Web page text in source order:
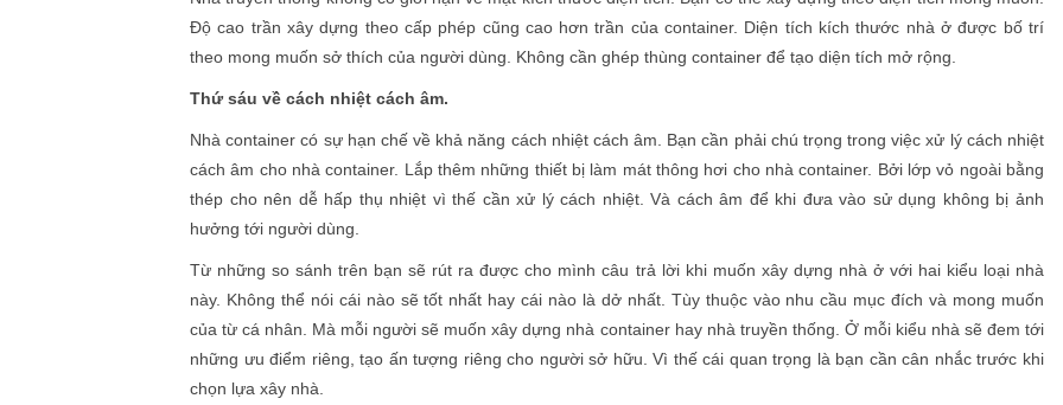
Độ cao trần xây dựng theo cấp phép cũng cao hơn trần của container. Diện tích kích thước nhà ở được bố trí
theo mong muốn sở thích của người dùng. Không cần ghép thùng container để tạo diện tích mở rộng.
Thứ sáu về cách nhiệt cách âm.
Nhà container có sự hạn chế về khả năng cách nhiệt cách âm. Bạn cần phải chú trọng trong việc xử lý cách nhiệt
cách âm cho nhà container. Lắp thêm những thiết bị làm mát thông hơi cho nhà container. Bởi lớp vỏ ngoài bằng
thép cho nên dễ hấp thụ nhiệt vì thế cần xử lý cách nhiệt. Và cách âm để khi đưa vào sử dụng không bị ảnh
hưởng tới người dùng.
Từ những so sánh trên bạn sẽ rút ra được cho mình câu trả lời khi muốn xây dựng nhà ở với hai kiểu loại nhà
này. Không thể nói cái nào sẽ tốt nhất hay cái nào là dở nhất. Tùy thuộc vào nhu cầu mục đích và mong muốn
của từ cá nhân. Mà mỗi người sẽ muốn xây dựng nhà container hay nhà truyền thống. Ở mỗi kiểu nhà sẽ đem tới
những ưu điểm riêng, tạo ấn tượng riêng cho người sở hữu. Vì thế cái quan trọng là bạn cần cân nhắc trước khi
chọn lựa xây nhà.